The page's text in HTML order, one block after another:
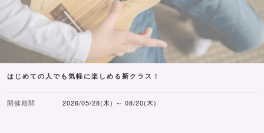
はじめての人でも気軽に楽しめる新クラス！
開催期間 2026/05/28(木) ～ 08/20(木)